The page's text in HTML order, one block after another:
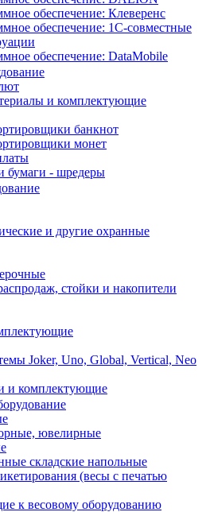
обеспечение: Клеверенс
обеспечение: 1С-совместные
обеспечение: DataMobile
и комплектующие
банкнот
монет
бумаги - шредеры
и другие охранные
стойки и накопители
Joker, Uno, Global, Vertical, Neo
и комплектующие
ювелирные
складские напольные
(весы с печатью
к весовому оборудованию